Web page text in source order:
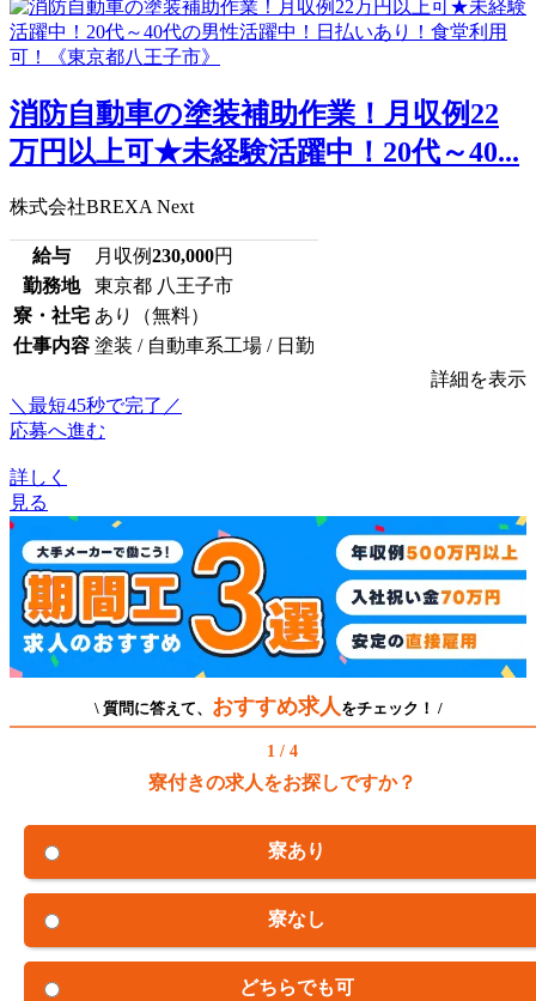
消防自動車の塗装補助作業！月収例22
万円以上可★未経験活躍中！20代～40...
株式会社BREXA Next
給与 月収例230,000円
勤務地
東京都 八王子市
寮・社宅 あり（無料）
仕事内容 塗装 / 自動車系工場 / 日勤
詳細を表示
＼最短45秒で完了／
応募へ進む
詳しく
見る
\ 質問に答えて、 おすすめ求人 をチェック！ /
1 / 4
寮付きの求人をお探しですか？
寮あり
寮なし
どちらでも可